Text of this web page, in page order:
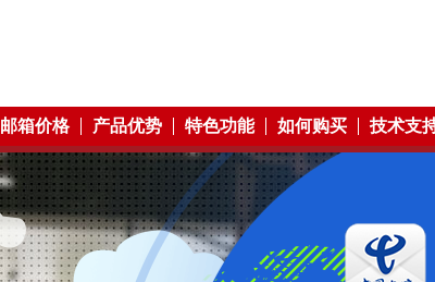
邮箱价格 产品优势 特色功能 如何购买 技术支